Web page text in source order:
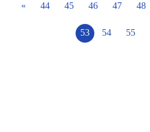
« 44 45 46 47 48
53 54 55